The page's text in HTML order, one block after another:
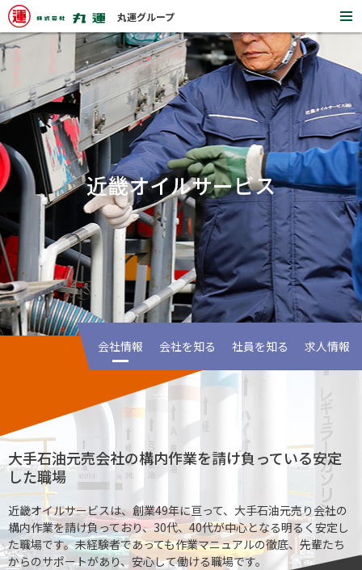
丸運グループ 開
く
近畿オイルサービス
会社情報 会社を知る 社員を知る 求人情報
大手石油元売会社の構内作業を請け負っている安定
した職場
近畿オイルサービスは、創業49年に亘って、大手石油元売り会社の
構内作業を請け負っており、30代、40代が中心となる明るく安定し
た職場です。未経験者であっても作業マニュアルの徹底、先輩たち
からのサポートがあり、安心して働ける職場です。